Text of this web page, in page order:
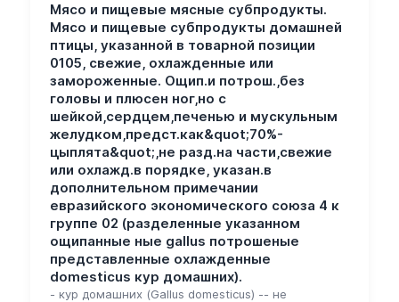
Мясо и пищевые мясные субпродукты.
Мясо и пищевые субпродукты домашней
птицы, указанной в товарной позиции
0105, свежие, охлажденные или
замороженные. Ощип.и потрош.,без
головы и плюсен ног,но с
шейкой,сердцем,печенью и мускульным
желудком,предст.как&quot;70%-
цыплята&quot;,не разд.на части,свежие
или охлажд.в порядке, указан.в
дополнительном примечании
евразийского экономического союза 4 к
группе 02 (разделенные указанном
ощипанные ные gallus потрошеные
представленные охлажденные
domesticus кур домашних).
- кур домашних (Gallus domesticus) -- не